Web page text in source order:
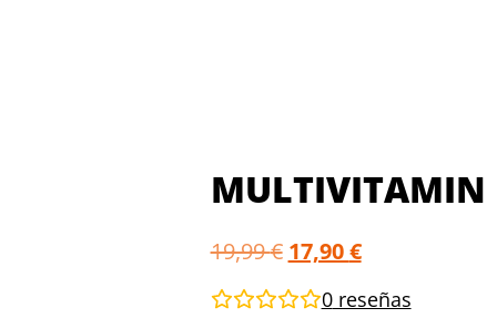
MULTIVITAMIN
19,99€ 17,90€
0reseñas